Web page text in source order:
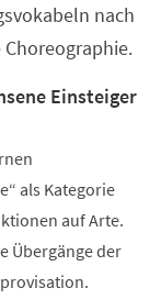
nach
Einsteiger
als Kategorie
auf Arte.
Übergänge der